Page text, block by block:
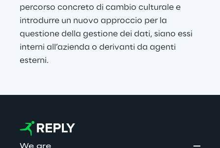
percorso concreto di cambio culturale e
introdurre un nuovo approccio per la
questione della gestione dei dati, siano essi
interni all’azienda o derivanti da agenti
esterni.